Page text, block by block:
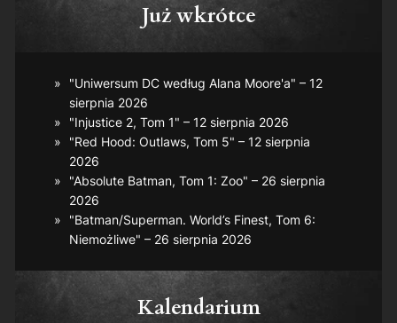
Już wkrótce
"Uniwersum DC według Alana Moore'a" – 12
sierpnia 2026
"Injustice 2, Tom 1" – 12 sierpnia 2026
"Red Hood: Outlaws, Tom 5" – 12 sierpnia
2026
"Absolute Batman, Tom 1: Zoo" – 26 sierpnia
2026
"Batman/Superman. World’s Finest, Tom 6:
Niemożliwe" – 26 sierpnia 2026
Kalendarium